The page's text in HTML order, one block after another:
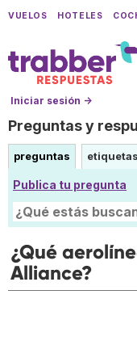
VUELOS HOTELES
Iniciar sesión →
Preguntas y
preguntas etiquetas
Publica tu pregunta
¿Qué
Alliance?